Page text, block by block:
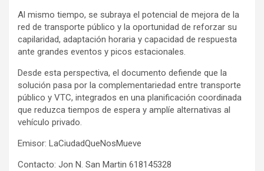
Al mismo tiempo, se subraya el potencial de mejora de la
red de transporte público y la oportunidad de reforzar su
capilaridad, adaptación horaria y capacidad de respuesta
ante grandes eventos y picos estacionales.
Desde esta perspectiva, el documento defiende que la
solución pasa por la complementariedad entre transporte
público y VTC, integrados en una planificación coordinada
que reduzca tiempos de espera y amplíe alternativas al
vehículo privado.
Emisor: LaCiudadQueNosMueve
Contacto: Jon N. San Martin 618145328